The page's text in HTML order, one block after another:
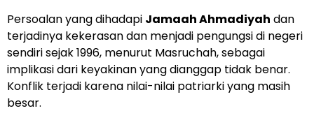
Persoalan yang dihadapi Jamaah Ahmadiyah dan
terjadinya kekerasan dan menjadi pengungsi di negeri
sendiri sejak 1996, menurut Masruchah, sebagai
implikasi dari keyakinan yang dianggap tidak benar.
Konflik terjadi karena nilai-nilai patriarki yang masih
besar.